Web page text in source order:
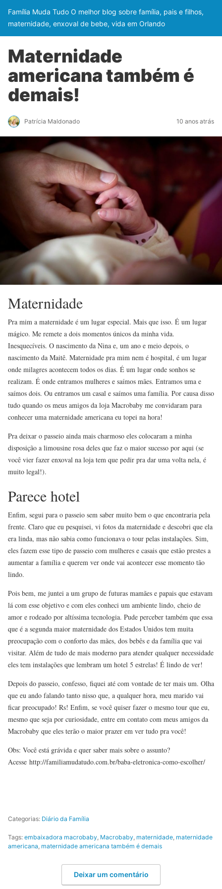
Família Muda Tudo O melhor blog sobre família, pais e filhos,
maternidade, enxoval de bebe, vida em Orlando
Maternidade
americana também é
demais!
Patrícia Maldonado 10 anos atrás
Maternidade
Pra mim a maternidade é um lugar especial. Mais que isso. É um lugar
mágico. Me remete a dois momentos únicos da minha vida.
Inesquecíveis. O nascimento da Nina e, um ano e meio depois, o
nascimento da Maitê. Maternidade pra mim nem é hospital, é um lugar
onde milagres acontecem todos os dias. É um lugar onde sonhos se
realizam. É onde entramos mulheres e saímos mães. Entramos uma e
saímos dois. Ou entramos um casal e saímos uma família. Por causa disso
tudo quando os meus amigos da loja Macrobaby me convidaram para
conhecer uma maternidade americana eu topei na hora!
Pra deixar o passeio ainda mais charmoso eles colocaram a minha
disposição a limousine rosa deles que faz o maior sucesso por aqui (se
você vier fazer enxoval na loja tem que pedir pra dar uma volta nela, é
muito legal!).
Parece hotel
Enfim, segui para o passeio sem saber muito bem o que encontraria pela
frente. Claro que eu pesquisei, vi fotos da maternidade e descobri que ela
era linda, mas não sabia como funcionava o tour pelas instalações. Sim,
eles fazem esse tipo de passeio com mulheres e casais que estão prestes a
aumentar a família e querem ver onde vai acontecer esse momento tão
lindo.
Pois bem, me juntei a um grupo de futuras mamães e papais que estavam
lá com esse objetivo e com eles conheci um ambiente lindo, cheio de
amor e rodeado por altíssima tecnologia. Pude perceber também que essa
que é a segunda maior maternidade dos Estados Unidos tem muita
preocupação com o conforto das mães, dos bebês e da família que vai
visitar. Além de tudo de mais moderno para atender qualquer necessidade
eles tem instalações que lembram um hotel 5 estrelas! É lindo de ver!
Depois do passeio, confesso, fiquei até com vontade de ter mais um. Olha
que eu ando falando tanto nisso que, a qualquer hora, meu marido vai
ficar preocupado! Rs! Enfim, se você quiser fazer o mesmo tour que eu,
mesmo que seja por curiosidade, entre em contato com meus amigos da
Macrobaby que eles terão o maior prazer em ver tudo pra você!
Obs: Você está grávida e quer saber mais sobre o assunto?
Acesse http://familiamudatudo.com.br/baba-eletronica-como-escolher/
Categorias: Diário da Família
Tags: embaixadora macrobaby Macrobaby maternidade maternidade
americana maternidade americana também é demais
Deixar um comentário